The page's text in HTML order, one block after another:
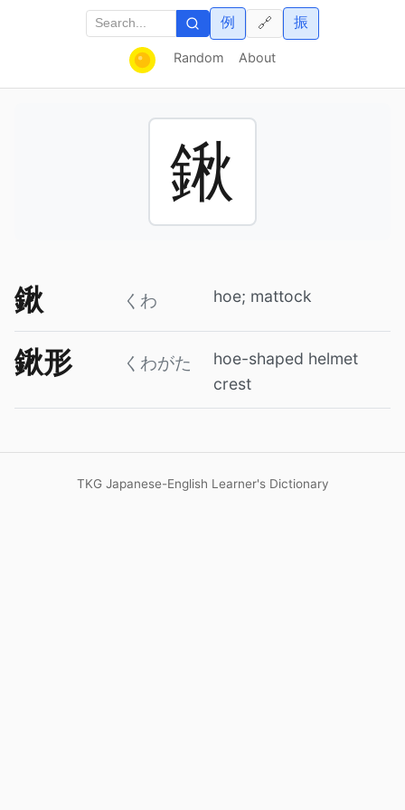
Random About
例 振
🔗
鍬
鍬 くわ hoe; mattock
鍬形 くわがた
hoe-shaped helmet
crest
TKG Japanese-English Learner's Dictionary